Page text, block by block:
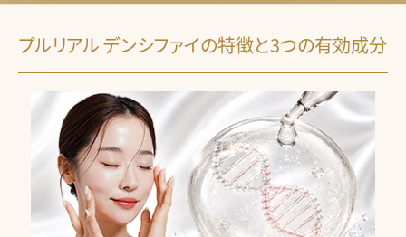
プルリアル デンシファイの特徴と3つの有効成分